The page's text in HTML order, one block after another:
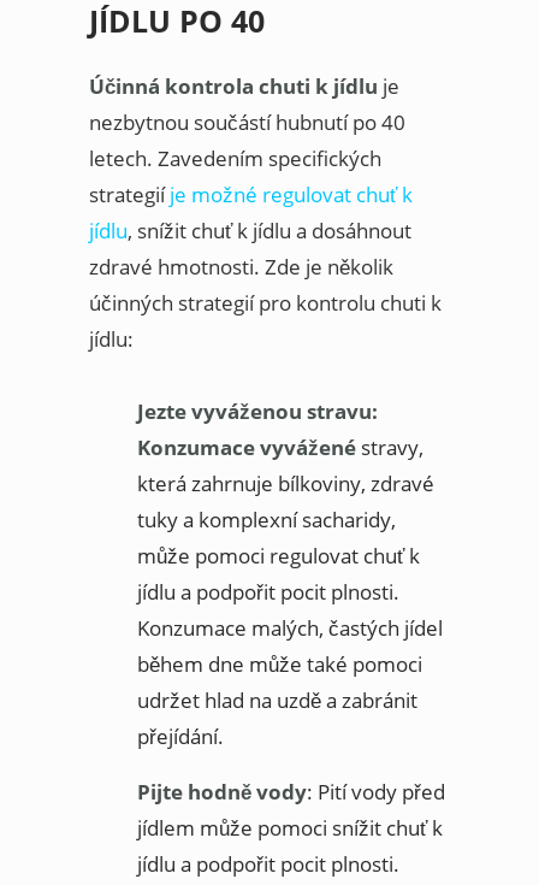
JÍDLU PO 40
Účinná kontrola chuti k jídlu je
nezbytnou součástí hubnutí po 40
letech. Zavedením specifických
strategiíje možné regulovat chuť k
jídlu, snížit chuť k jídlu a dosáhnout
zdravé hmotnosti. Zde je několik
účinných strategií pro kontrolu chuti k
jídlu:
Jezte vyváženou stravu:
Konzumace vyvážené stravy,
která zahrnuje bílkoviny, zdravé
tuky a komplexní sacharidy,
může pomoci regulovat chuť k
jídlu a podpořit pocit plnosti.
Konzumace malých, častých jídel
během dne může také pomoci
udržet hlad na uzdě a zabránit
přejídání.
Pijte hodně vody: Pití vody před
jídlem může pomoci snížit chuť k
jídlu a podpořit pocit plnosti.